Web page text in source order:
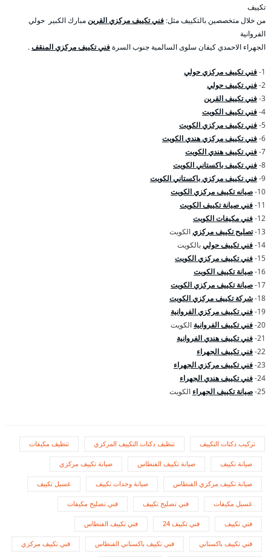
تكييف
من خلال متخصصين بالتكييف مثل: فني تكييف مركزي القرينمبارك الكبير حولي
الفروانية
الجهراء الاحمدي كيفان سلوى السالمية جنوب السرةفني تكييف مركزي المنقف.
1- فني تكييف مركزي حولي
2- فني تكييف حولي
3- فني تكييف القرين
4- فني تكييف الكويت
5- فني تكييف مركزي الكويت
6- فني تكييف مركزي هندي الكويت
7- فني تكييف هندي الكويت
8- فني تكييف باكستاني الكويت
9- فني تكييف مركزي باكستاني الكويت
10- صيانه تكييف مركزي الكويت
11- فني صيانة تكييف الكويت
12- فني مكيفات الكويت
13- تصليح تكييف مركزيالكويت
14- فني تكييف حوليبالكويت
15- فني تكييف مركزي الكويت
16- صيانة تكييف الكويت
17- صيانة تكييف مركزي الكويت
18- شركة تكييف مركزي الكويت
19- فني تكييف مركزي الفروانية
20- فني تكييف الفروانية الكويت
21- فني تكييف هندي الفروانية
22- فني تكييف الجهراء
23- فني تكييف مركزي الجهراء
24- فني تكييف هندي الجهراء
25- صيانة تكييف الجهراء الكويت
تركيب دكتات التكييف تنظيف دكتات التكييف المركزي تنظيف مكيفات
صيانة تكييف صيانة تكييف الفنطاس صيانة تكييف مركزي
صيانة تكييف مركزي الفنطاس صيانة وحدات تكييف غسيل تكييف
غسيل مكيفات فني تصليح تكييف فني تصليح مكيفات
فني تكييف فني تكييف 24 فني تكييف الفنطاس
فني تكييف باكستاني فني تكييف باكستاني الفنطاس فني تكييف مركزي